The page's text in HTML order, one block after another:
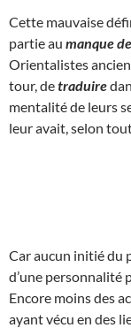
Cette mauvaise
partie au manque
Orientalistes
tour, detraduire
mentalité de leurs
leur avait, selon
Car aucun initié du
d’une personnalité
Encore moins des
ayant vécu en des